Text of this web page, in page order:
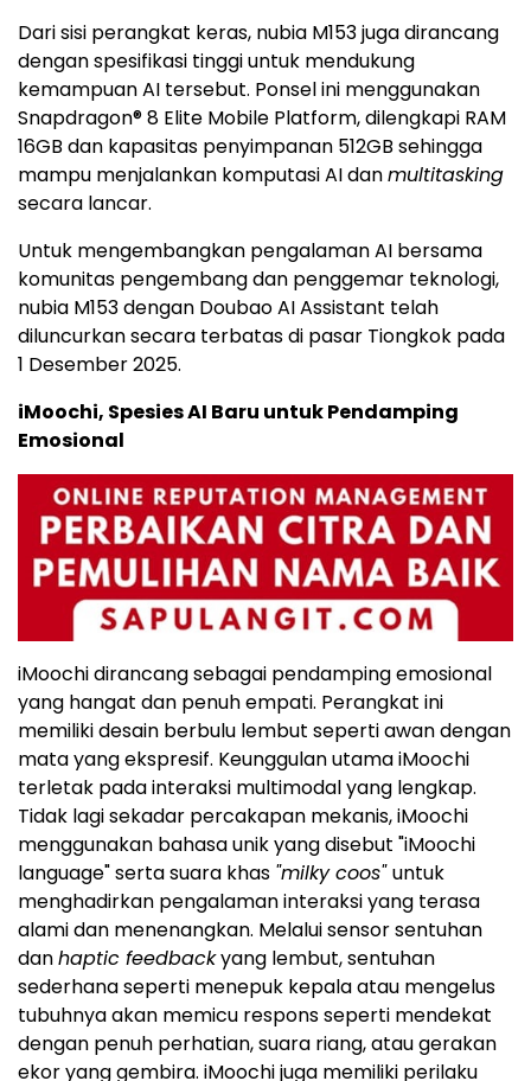
Dari sisi perangkat keras, nubia M153 juga dirancang
dengan spesifikasi tinggi untuk mendukung
kemampuan AI tersebut. Ponsel ini menggunakan
Snapdragon® 8 Elite Mobile Platform, dilengkapi RAM
16GB dan kapasitas penyimpanan 512GB sehingga
mampu menjalankan komputasi AI danmultitasking
secara lancar.
Untuk mengembangkan pengalaman AI bersama
komunitas pengembang dan penggemar teknologi,
nubia M153 dengan Doubao AI Assistant telah
diluncurkan secara terbatas di pasar Tiongkok pada
1 Desember 2025.
iMoochi, Spesies AI Baru untuk Pendamping
Emosional
iMoochi dirancang sebagai pendamping emosional
yang hangat dan penuh empati. Perangkat ini
memiliki desain berbulu lembut seperti awan dengan
mata yang ekspresif. Keunggulan utama iMoochi
terletak pada interaksi multimodal yang lengkap.
Tidak lagi sekadar percakapan mekanis, iMoochi
menggunakan bahasa unik yang disebut "iMoochi
language" serta suara khas "milky coos"untuk
menghadirkan pengalaman interaksi yang terasa
alami dan menenangkan. Melalui sensor sentuhan
danhaptic feedbackyang lembut, sentuhan
sederhana seperti menepuk kepala atau mengelus
tubuhnya akan memicu respons seperti mendekat
dengan penuh perhatian, suara riang, atau gerakan
ekor yang gembira. iMoochi juga memiliki perilaku